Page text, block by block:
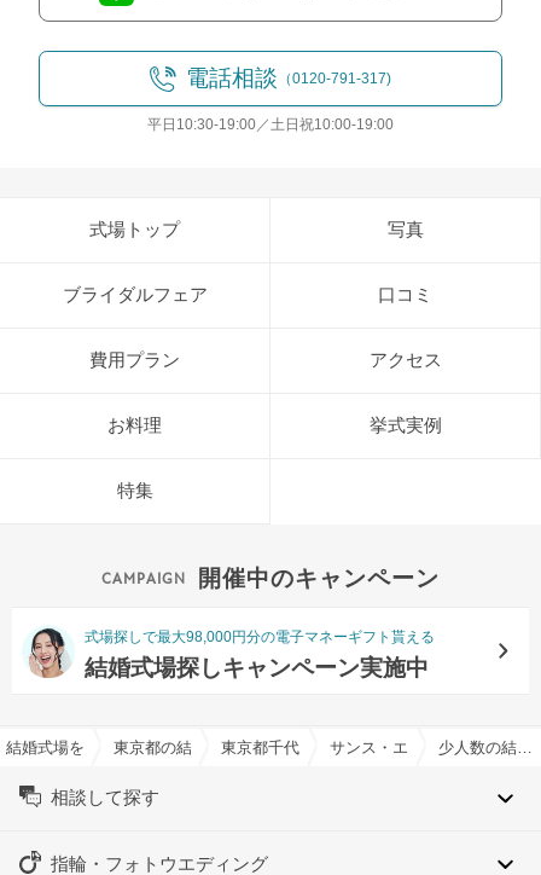
電話相談 （0120-791-317)
平日10:30-19:00／土日祝10:00-19:00
式場トップ 写真
ブライダルフェア 口コミ
費用プラン アクセス
お料理 挙式実例
特集
開催中のキャンペーン
式場探しで最大98,000円分の電子マネーギフト貰える
結婚式場探しキャンペーン実施中
結婚式場を探すならハナユメ
東京都の結婚式場一覧東京都千代田区の結婚式場一覧
サンス・エ・サヴールで結婚
少人数の結婚式特集
相談して探す
指輪・フォトウエディング